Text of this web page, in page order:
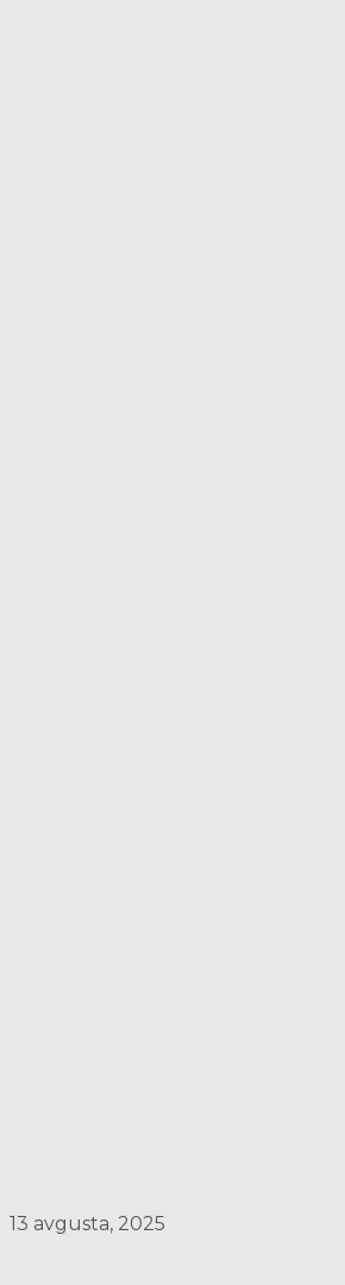
13 avgusta, 2025